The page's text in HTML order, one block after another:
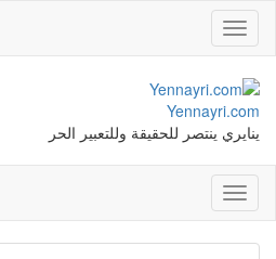
Toggle
navigation
Yennayri.com
ينايري ينتصر للحقيقة وللتعبير الحر
Toggle
navigation